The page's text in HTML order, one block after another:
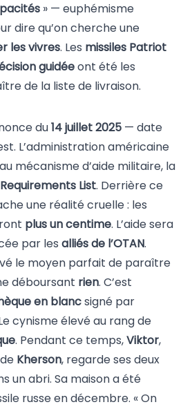
» — euphémisme
dire qu’on cherche une
les vivres. Les missiles Patriot
guidéeont été les
de la liste de livraison.
du14 juillet 2025 — date
L’administration américaine
mécanisme d’aide militaire, la
List. Derrière ce
une réalité cruelle : les
plus un centime. L’aide sera
par les alliés de l’OTAN.
le moyen parfait de paraître
déboursant rien. C’est
en blancsigné par
cynisme élevé au rang de
. Pendant ce temps,Viktor,
Kherson, regarde ses deux
un abri. Sa maison a été
russe en décembre. « On